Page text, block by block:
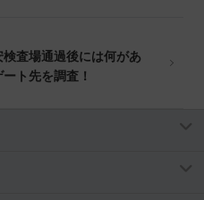
査場通過後には何があ
ト先を調査！